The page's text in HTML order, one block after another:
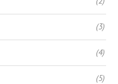
(3)
(4)
(5)